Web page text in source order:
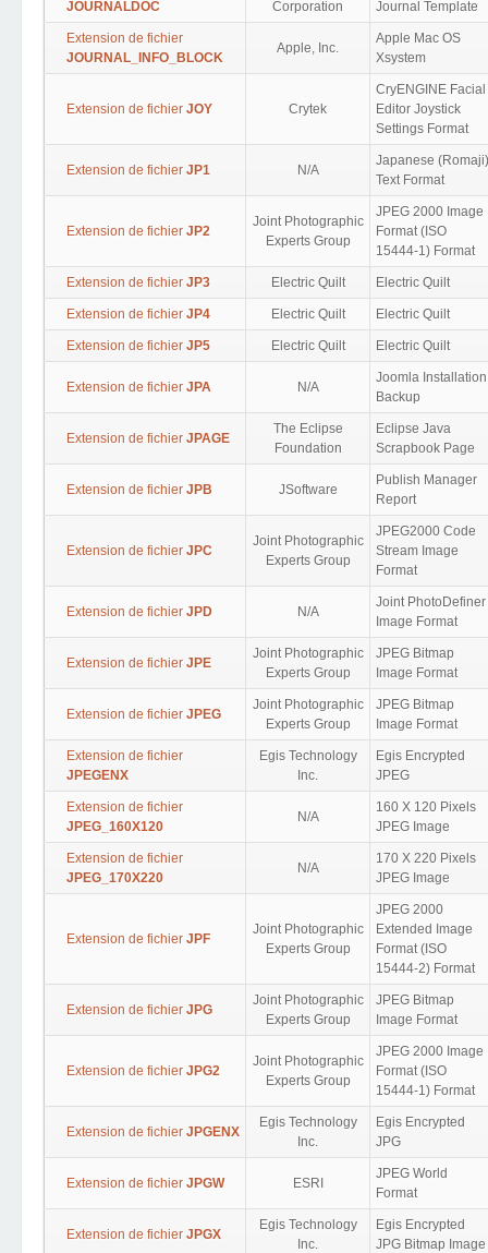
JOURNALDOC Corporation Journal Template
Extension de fichier
JOURNAL_INFO_BLOCK
Apple, Inc.
Apple Mac OS
Xsystem
Extension de fichier JOY Crytek
CryENGINE Facial
Editor Joystick
Settings Format
Extension de fichier JP1 N/A
Japanese (Romaji)
Text Format
Extension de fichier JP2
Joint Photographic
Experts Group
JPEG 2000 Image
Format (ISO
15444-1) Format
Extension de fichier JP3 Electric Quilt Electric Quilt
Extension de fichier JP4 Electric Quilt Electric Quilt
Extension de fichier JP5 Electric Quilt Electric Quilt
Extension de fichier JPA N/A
Joomla Installation
Backup
Extension de fichier JPAGE
The Eclipse
Foundation
Eclipse Java
Scrapbook Page
Extension de fichier JPB JSoftware
Publish Manager
Report
Extension de fichier JPC
Joint Photographic
Experts Group
JPEG2000 Code
Stream Image
Format
Extension de fichier JPD N/A
Joint PhotoDefiner
Image Format
Extension de fichier JPE
Joint Photographic
Experts Group
JPEG Bitmap
Image Format
Extension de fichier JPEG
Joint Photographic
Experts Group
JPEG Bitmap
Image Format
Extension de fichier
JPEGENX
Egis Technology
Inc.
Egis Encrypted
JPEG
Extension de fichier
JPEG_160X120
N/A
160 X 120 Pixels
JPEG Image
Extension de fichier
JPEG_170X220
N/A
170 X 220 Pixels
JPEG Image
Extension de fichier JPF
Joint Photographic
Experts Group
JPEG 2000
Extended Image
Format (ISO
15444-2) Format
Extension de fichier JPG
Joint Photographic
Experts Group
JPEG Bitmap
Image Format
Extension de fichier JPG2
Joint Photographic
Experts Group
JPEG 2000 Image
Format (ISO
15444-1) Format
Extension de fichier JPGENX
Egis Technology
Inc.
Egis Encrypted
JPG
Extension de fichier JPGW ESRI
JPEG World
Format
Extension de fichier JPGX
Egis Technology
Inc.
Egis Encrypted
JPG Bitmap Image